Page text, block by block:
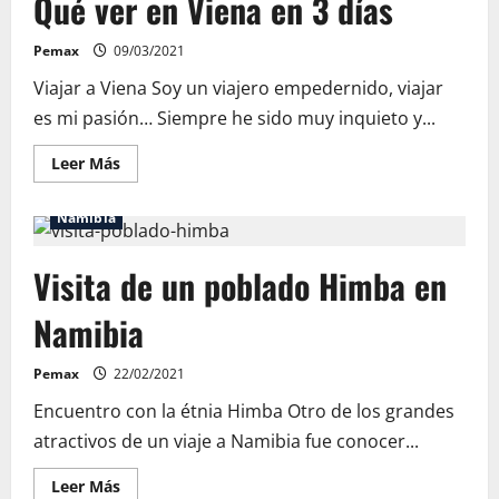
Pemax 09/03/2021
Viajar a Viena Soy un viajero empedernido, viajar
es mi pasión… Siempre he sido muy inquieto y...
Leer MásLeer
más
Qué
ver
Viena
en
3
días
Namibia
Visita de un poblado Himba en
Namibia
Pemax 22/02/2021
Encuentro con la étnia Himba Otro de los grandes
atractivos de un viaje a Namibia fue conocer...
Leer MásLeer